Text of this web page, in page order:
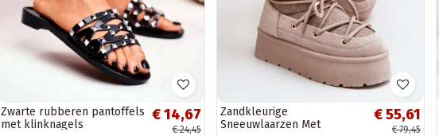
Zwarte rubberen pantoffels
met klinknagels
€ 14,67
€ 24,45
Zandkleurige
Sneeuwlaarzen Met
€ 55,61
€ 79,45